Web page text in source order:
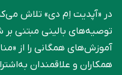
در «آپدیت اِم دی» تلاش
توصیه‌های بالینی مبتنی
آموزش‌های همگانی را از
همکاران و علاقمندان